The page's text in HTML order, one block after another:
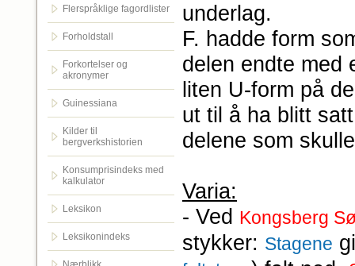
Flerspråklige fagordlister
Forholdstall
Forkortelser og
akronymer
Guinessiana
Kilder til
bergverkshistorien
Konsumprisindeks med
kalkulator
Leksikon
Leksikonindeks
underlag.
F. hadde form
delen endte med
liten U-form på
ut til å ha blitt
delene som
Varia:
- Ved Kongsberg
stykker: Stagene